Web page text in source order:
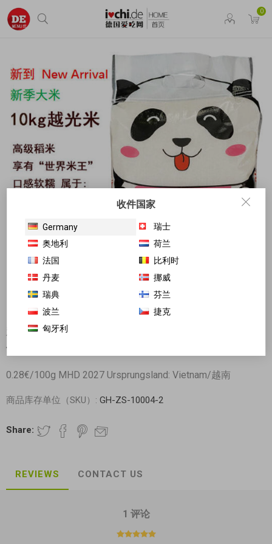
0
越光米 10kg (最高级珍珠米东北大米 可以2包单独下
单 德国包邮)
0.28€/100g MHD 2027 Ursprungsland: Vietnam/越南
商品库存单位（SKU）: GH-ZS-10004-2
Share:
REVIEWS CONTACT US
1 评论
收件国家
Germany
瑞士
奥地利
荷兰
法国
比利时
丹麦
挪威
瑞典
芬兰
波兰
捷克
匈牙利